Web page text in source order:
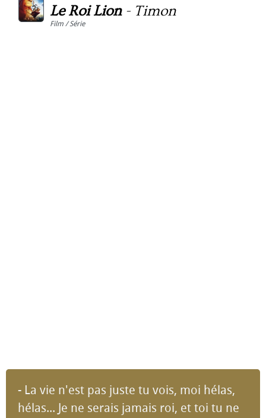
Le Roi Lion- Timon
Film / Série
- La vie n'est pas juste tu vois, moi hélas,
hélas... Je ne serais jamais roi, et toi tu ne